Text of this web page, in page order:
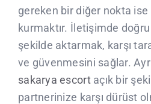
gereken bir diğer nokta ise
kurmaktır. İletişimde
şekilde aktarmak, karşı
ve güvenmesini sağlar.
sakarya escortaçık bir
partnerinize karşı dürüst